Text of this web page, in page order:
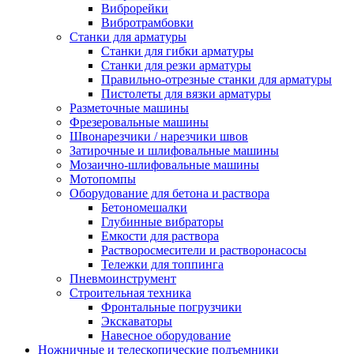
Виброрейки
Вибротрамбовки
Станки для арматуры
Станки для гибки арматуры
Станки для резки арматуры
Правильно-отрезные станки для арматуры
Пистолеты для вязки арматуры
Разметочные машины
Фрезеровальные машины
Швонарезчики / нарезчики швов
Затирочные и шлифовальные машины
Мозаично-шлифовальные машины
Мотопомпы
Оборудование для бетона и раствора
Бетономешалки
Глубинные вибраторы
Емкости для раствора
Растворосмесители и растворонасосы
Тележки для топпинга
Пневмоинструмент
Строительная техника
Фронтальные погрузчики
Экскаваторы
Навесное оборудование
Ножничные и телескопические подъемники